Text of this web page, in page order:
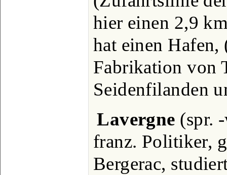
hier einen 2,9
hat einen
Fabrikation von
Seidenfilanden
Lavergne (spr.
franz. Politiker,
Bergerac,